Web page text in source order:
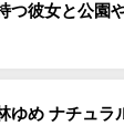
つ彼女と公園
ゆめ ナチュラ